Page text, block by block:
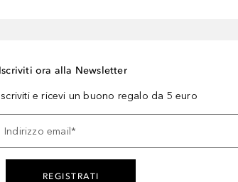
Iscriviti ora alla Newsletter
e ricevi un buono regalo da 5 euro
Indirizzo email *
REGISTRATI